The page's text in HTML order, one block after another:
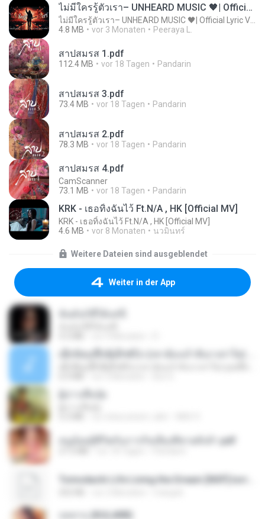
ไม่มีใครรู้ตัวเรา– UNHEARD MUSIC 🖤| Official Lyric Video | เพลงสู้ชีวิต
4.8 MB
vor 3 Monaten Peeraya L.
สาปสมรส 1.pdf
112.4 MB vor 18 Tagen Pandarin
สาปสมรส 3.pdf
73.4 MB vor 18 Tagen Pandarin
สาปสมรส 2.pdf
78.3 MB vor 18 Tagen Pandarin
สาปสมรส 4.pdf
CamScanner
73.1 MB
vor 18 Tagen Pandarin
KRK - เธอทิ้งฉันไว้ Ft.N/A , HK [Official MV]
KRK - เธอทิ้งฉันไว้ Ft.N/A , HK [Official MV]
4.6 MB
vor 8 Monaten นวมินทร์
Weitere Dateien sind ausgeblendet
Weiter in der App
หนูน้อยสู้ชีวิตกับภารกิจเลี้ยงพี่ชายทั้งห้า.pdf
กุหลาบ (KULARB)